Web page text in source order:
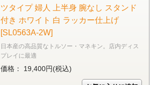
ツタイプ 婦人 上半身 腕なし スタンド
付き ホワイト 白 ラッカー仕上げ
[SL0563A-2W]
日本産の高品質なトルソー・マネキン。店内ディス
プレイに最適
価格： 19,400円(税込)